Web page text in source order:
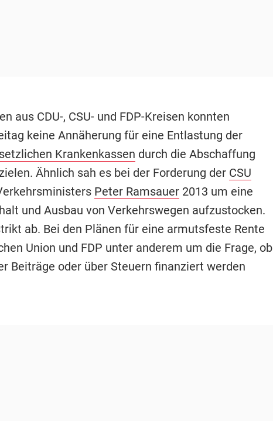
aus CDU-, CSU- und FDP-Kreisen konnten
keine Annäherung für eine Entlastung der
Krankenkassen durch die Abschaffung
Ähnlich sah es bei der Forderung der CSU
Peter Ramsauer2013 um eine
und Ausbau von Verkehrswegen aufzustocken.
ab. Bei den Plänen für eine armutsfeste Rente
Union und FDP unter anderem um die Frage, ob
Beiträge oder über Steuern finanziert werden